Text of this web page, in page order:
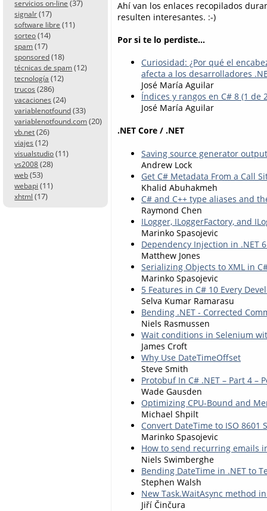
servicios on-line (37)
signalr (17)
software libre (11)
sorteo (14)
spam (17)
sponsored (18)
técnicas de spam (12)
tecnología (12)
trucos (286)
vacaciones (24)
variablenotfound (33)
variablenotfound.com (20)
vb.net (26)
viajes (12)
visualstudio (11)
vs2008 (28)
web (53)
webapi (11)
xhtml (17)
Ahí van los enlaces recopilados
resulten interesantes. :-)
Por si te lo perdiste...
Curiosidad: ¿Por qué el
afecta a los desarrolladores
José María Aguilar
Índices y rangos en C# 8 (1 de
José María Aguilar
.NET Core / .NET
Saving source generator
Andrew Lock
Get C# Metadata From a Call
Khalid Abuhakmeh
C# and C++ type aliases and
Raymond Chen
ILogger, ILoggerFactory, and
Marinko Spasojevic
Dependency Injection in .NET
Matthew Jones
Serializing Objects to XML in
Marinko Spasojevic
5 Features in C# 10 Every
Selva Kumar Ramarasu
Bending .NET - Corrected
Niels Rasmussen
Wait conditions in Selenium
James Croft
Why Use DateTimeOffset
Steve Smith
Protobuf In C# .NET – Part 4 –
Wade Gausden
Optimizing CPU-Bound and
Michael Shpilt
Convert DateTime to ISO 8601
Marinko Spasojevic
How to send recurring emails
Niels Swimberghe
Bending DateTime in .NET to
Stephen Walsh
New Task.WaitAsync method
Jiří Činčura